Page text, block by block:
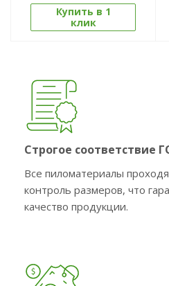
Купить в 1
клик
Строгое соответствие
Все пиломатериалы
контроль размеров, что
качество продукции.